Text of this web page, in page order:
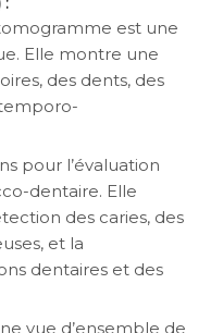
est une
Elle montre une
des dents, des
pour l’évaluation
dentaire. Elle
des caries, des
et la
dentaires et des
vue d’ensemble de